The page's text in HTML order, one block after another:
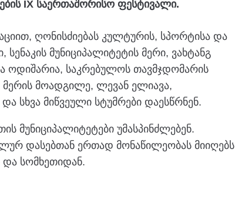
IX საერთაშორისო ფესტივალი.
ღონისძიებას კულტურის, სპორტისა და
მუნიციპალიტეტის მერი, ვახტანგ
ოდიშარია, საკრებულოს თავმჯდომარის
მოადგილე, ლევან ელიავა,
სხვა მიწვეული სტუმრები დაესწრნენ.
მუნიციპალიტეტები უმასპინძლებენ.
დასებთან ერთად მონაწილეობას მიიღებს
და სომხეთიდან.